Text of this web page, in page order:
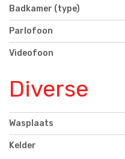
Badkamer (type)
Parlofoon
Videofoon
Diverse
Wasplaats
Kelder